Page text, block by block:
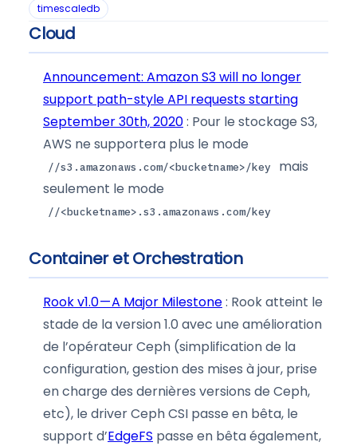
timescaledb
Cloud
Announcement: Amazon S3 will no longer
support path-style API requests starting
September 30th, 2020: Pour le stockage S3,
AWS ne supportera plus le mode
//s3.amazonaws.com/<bucketname>/key
mais
seulement le mode
//<bucketname>.s3.amazonaws.com/key
Container et Orchestration
Rook v1.0 — A Major Milestone: Rook atteint le
stade de la version 1.0 avec une amélioration
de l’opérateur Ceph (simplification de la
configuration, gestion des mises à jour, prise
en charge des dernières versions de Ceph,
etc), le driver Ceph CSI passe en bêta, le
support d’EdgeFS passe en bêta également,